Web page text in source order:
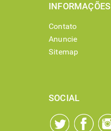
INFORMAÇÕES
Contato
Anuncie
Sitemap
SOCIAL